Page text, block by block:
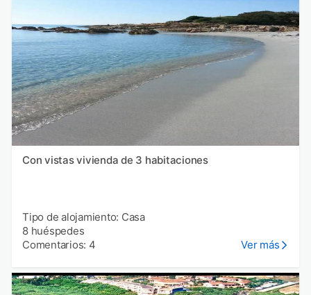
Con vistas vivienda de 3 habitaciones
Tipo de alojamiento: Casa
8 huéspedes
Comentarios: 4
Ver más